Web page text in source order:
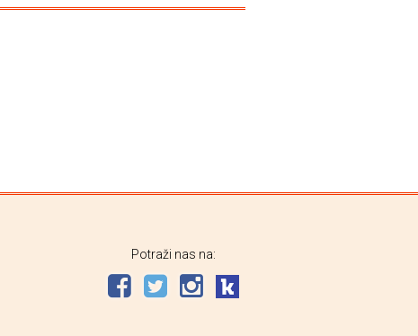
Potraži nas na: